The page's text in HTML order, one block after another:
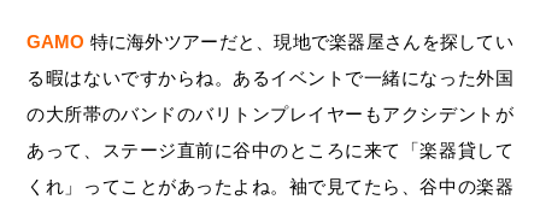
GAMO 特に海外ツアーだと、現地で楽器屋さんを探してい
る暇はないですからね。あるイベントで一緒になった外国
の大所帯のバンドのバリトンプレイヤーもアクシデントが
あって、ステージ直前に谷中のところに来て「楽器貸して
くれ」ってことがあったよね。袖で見てたら、谷中の楽器